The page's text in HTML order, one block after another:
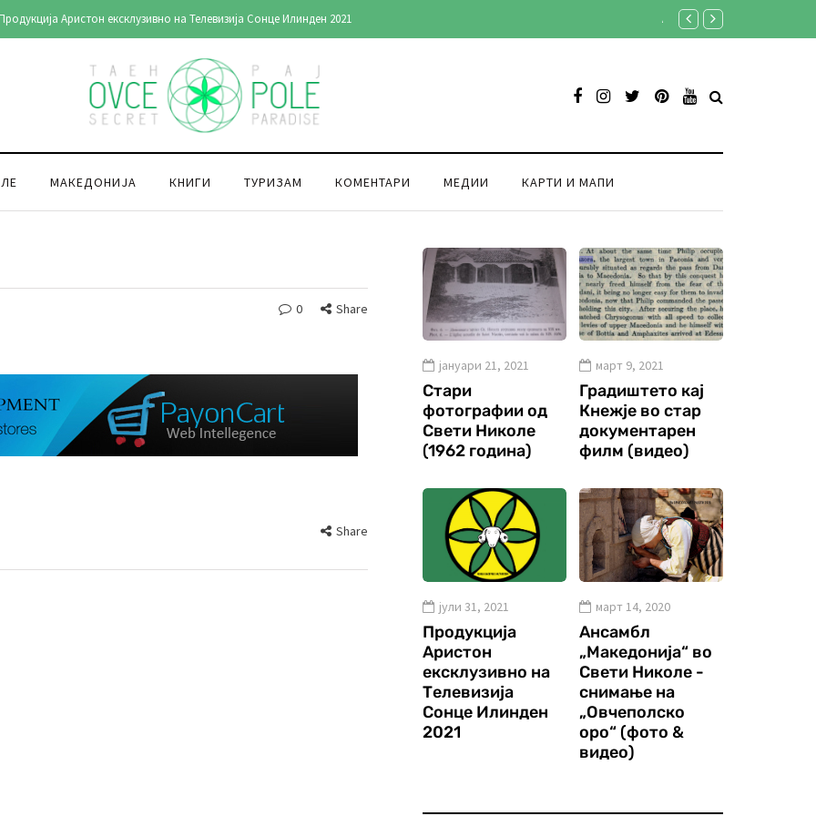
Аристон ексклузивно на Телевизија Сонце Илинден 2021 Ансамбл „Македонија“ во
МАКЕДОНИЈА КНИГИ ТУРИЗАМ КОМЕНТАРИ МЕДИИ КАРТИ И МАПИ
0 Share
Share
јануари 21, 2021
Стари
фотографии од
Свети Николе
(1962 година)
март 9, 2021
Градиштето кај
Кнежје во стар
документарен
филм (видео)
јули 31, 2021
Продукција
Аристон
ексклузивно на
Телевизија
Сонце Илинден
2021
март 14, 2020
Ансамбл
„Македонија“ во
Свети Николе -
снимање на
„Овчеполско
оро“ (фото &
видео)